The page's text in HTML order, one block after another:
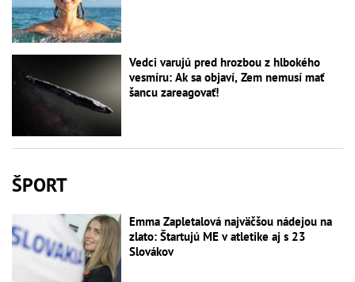
Vedci varujú pred hrozbou z hlbokého
vesmíru: Ak sa objaví, Zem nemusí mať
šancu zareagovať!
ŠPORT
Emma Zapletalová najväčšou nádejou na
zlato: Štartujú ME v atletike aj s 23
Slovákov